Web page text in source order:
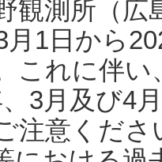
観測所（
月1日から
これに伴い
3月及び4
注意くだ